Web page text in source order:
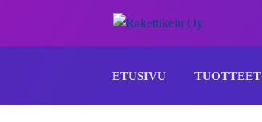
Siirry
Siirry
ETUSIVU TUOTTEET